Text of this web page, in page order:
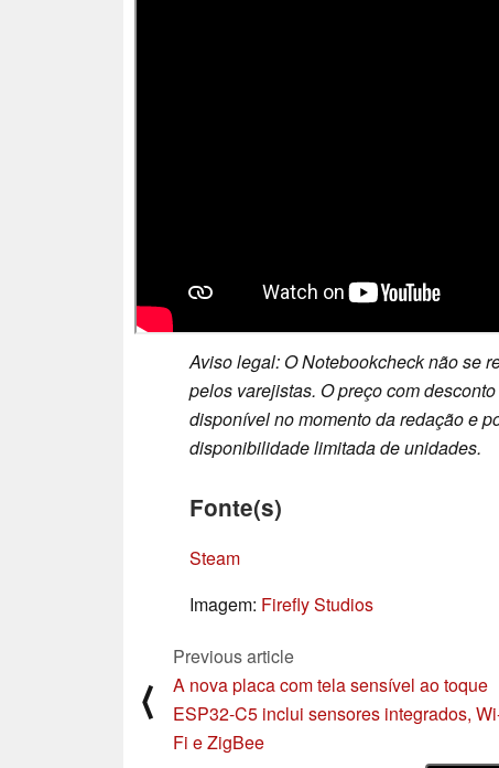
Aviso legal: O Notebookcheck não se
pelos varejistas. O preço com
disponível no momento da redação e
disponibilidade limitada de unidades.
Fonte(s)
Steam
Imagem: Firefly Studios
⟨
Previous article
A nova placa com tela sensível ao toque
ESP32-C5 inclui sensores integrados,
Fi e ZigBee